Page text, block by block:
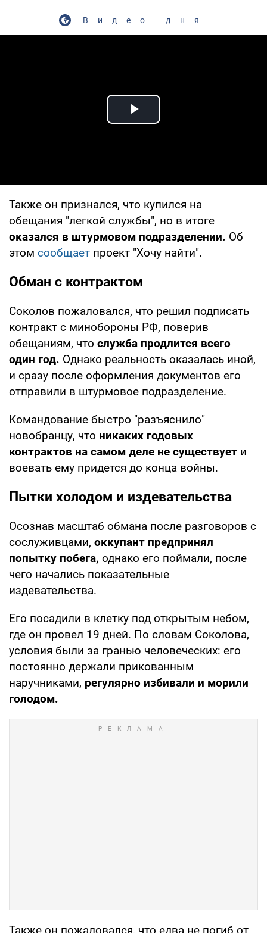
Видео дня
Play Video
Также он признался, что купился на
обещания "легкой службы", но в итоге
оказался в штурмовом подразделении. Об
этом сообщает проект "Хочу найти".
Обман с контрактом
Соколов пожаловался, что решил подписать
контракт с минобороны РФ, поверив
обещаниям, что служба продлится всего
один год. Однако реальность оказалась иной,
и сразу после оформления документов его
отправили в штурмовое подразделение.
Командование быстро "разъяснило"
новобранцу, что никаких годовых
контрактов на самом деле не существует и
воевать ему придется до конца войны.
Пытки холодом и издевательства
Осознав масштаб обмана после разговоров с
сослуживцами, оккупант предпринял
попытку побега, однако его поймали, после
чего начались показательные
издевательства.
Его посадили в клетку под открытым небом,
где он провел 19 дней. По словам Соколова,
условия были за гранью человеческих: его
постоянно держали прикованным
наручниками, регулярно избивали и морили
голодом.
Также он пожаловался, что едва не погиб от